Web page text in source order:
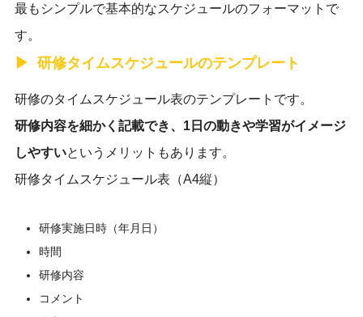
最もシンプルで基本的なスケジュールのフォーマットで
す。
研修タイムスケジュールのテンプレート
研修のタイムスケジュール表のテンプレートです。
研修内容を細かく記載でき、1日の動きや学習がイメージ
しやすいというメリットもあります。
研修タイムスケジュール表（A4縦）
研修実施日時（年月日）
時間
研修内容
コメント